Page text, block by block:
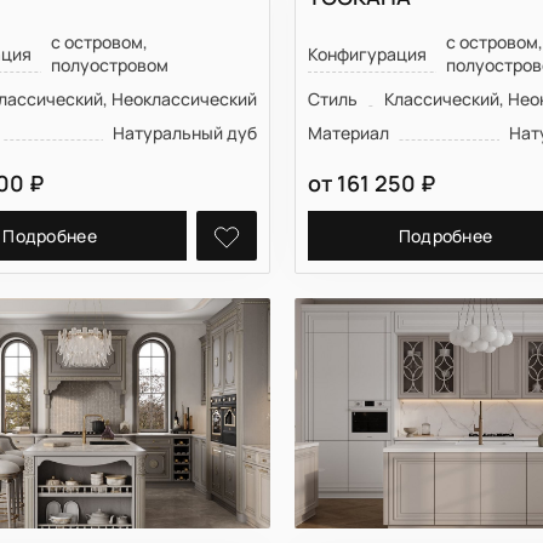
Массив дуба
с островом,
полуостровом
Неоклассический
Натуральный дуб
₽
Подробнее
Конфигурация
с островом,
Стиль
Классический,
Материал
от 161 250 ₽
Подробнее